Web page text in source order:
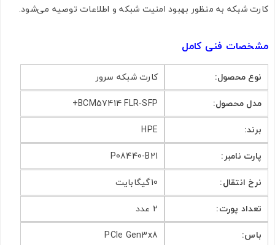
کارت شبکه به منظور بهبود امنیت شبکه و اطلاعات توصیه می‌شود.
مشخصات فنی کامل
نوع محصول:
کارت شبکه سرور
مدل محصول:
BCM57414 FLR‑SFP+
برند:
HPE
پارت نامبر:
P08440-B21
نرخ انتقال:
10گیگابایت
تعداد پورت:
2 عدد
باس:
PCIe Gen3x8